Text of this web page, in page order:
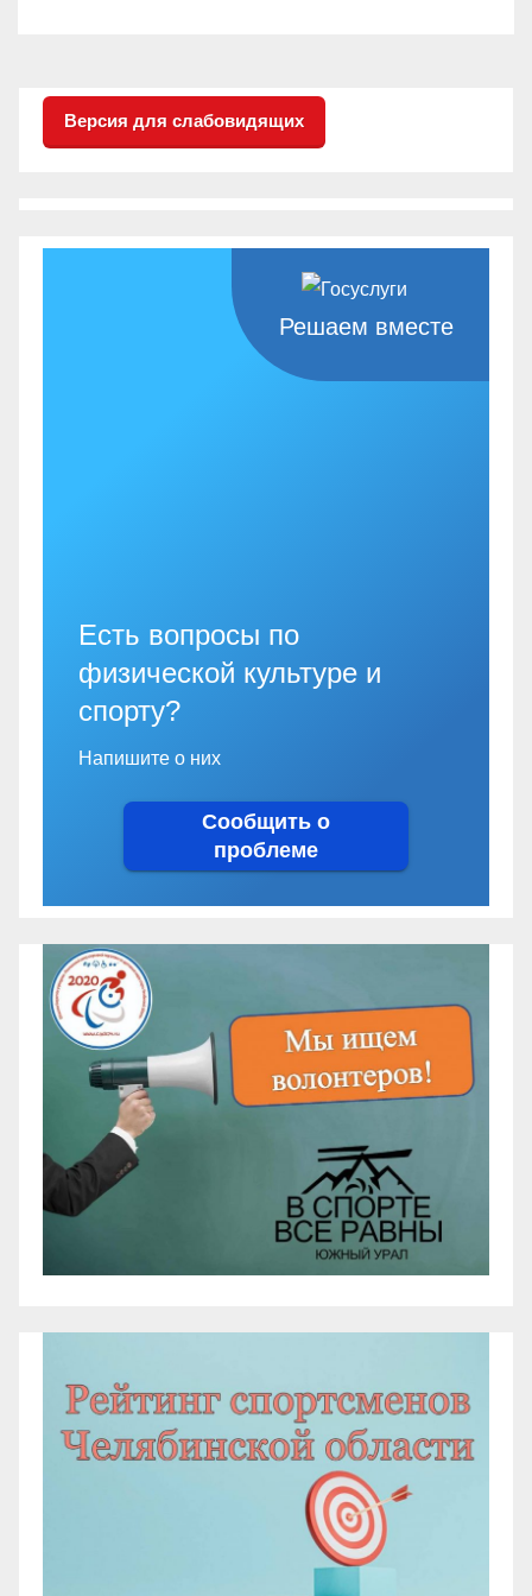
Версия для слабовидящих
Решаем вместе
Есть вопросы по
физической культуре и
спорту?
Напишите о них
Сообщить о
проблеме